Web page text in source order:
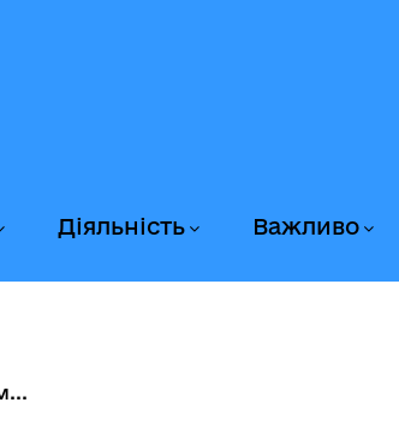
Діяльність Важливо